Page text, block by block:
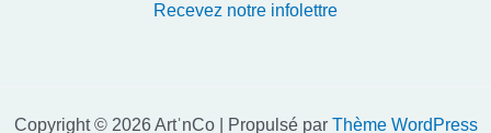
Recevez notre infolettre
Copyright © 2026 ArtˈnCo | Propulsé par Thème WordPress